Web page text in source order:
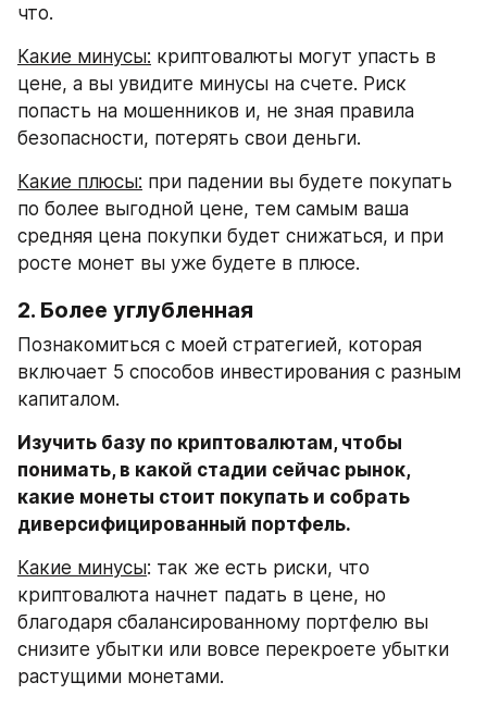
что.
Какие минусы: криптовалюты могут упасть в
цене, а вы увидите минусы на счете. Риск
попасть на мошенников и, не зная правила
безопасности, потерять свои деньги.
Какие плюсы: при падении вы будете покупать
по более выгодной цене, тем самым ваша
средняя цена покупки будет снижаться, и при
росте монет вы уже будете в плюсе.
2. Более углубленная
Познакомиться с моей стратегией, которая
включает 5 способов инвестирования с разным
капиталом.
Изучить базу по криптовалютам, чтобы
понимать, в какой стадии сейчас рынок,
какие монеты стоит покупать и собрать
диверсифицированный портфель.
Какие минусы: так же есть риски, что
криптовалюта начнет падать в цене, но
благодаря сбалансированному портфелю вы
снизите убытки или вовсе перекроете убытки
растущими монетами.